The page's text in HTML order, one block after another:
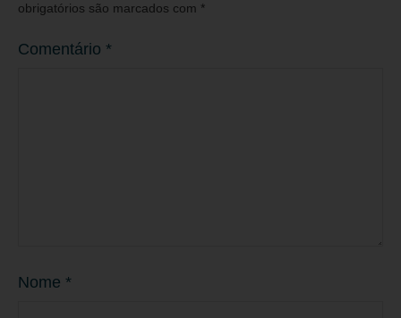
obrigatórios são marcados com *
Comentário *
Nome *